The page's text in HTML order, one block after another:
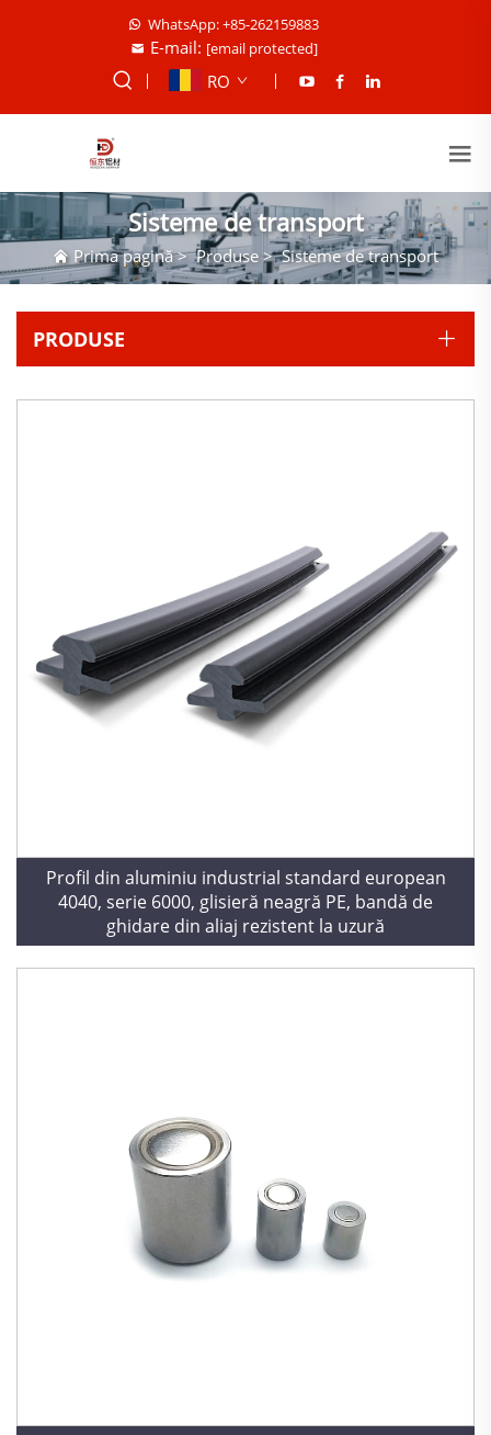
WhatsApp: +85-262159883
E-mail: [email protected]
RO
Sisteme de transport
Prima pagină>Produse >Sisteme de transport
PRODUSE
Profil din aluminiu industrial standard european
4040, serie 6000, glisieră neagră PE, bandă de
ghidare din aliaj rezistent la uzură